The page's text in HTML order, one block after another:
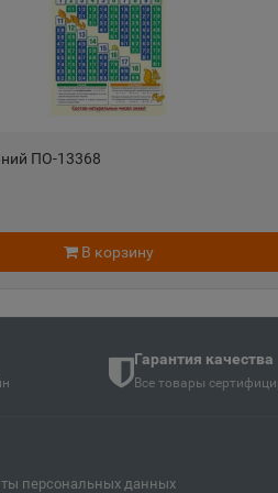
Тверская область
Апатиты
Чеченская Республика
Арзамас
Нижегородская область
ПО-13368
В корзину
Гарантия качества
Все товары
персональных данных